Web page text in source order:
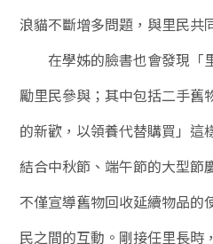
浪貓不斷增多問題，與里民共
在學姊的臉書也會發現「
勵里民參與；其中包括二手舊
的新歡，以領養代替購買」這
結合中秋節、端午節的大型節
不僅宣導舊物回收延續物品的
民之間的互動。剛接任里長時